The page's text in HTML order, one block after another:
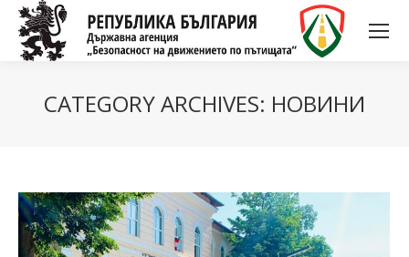
CATEGORY ARCHIVES: НОВИНИ